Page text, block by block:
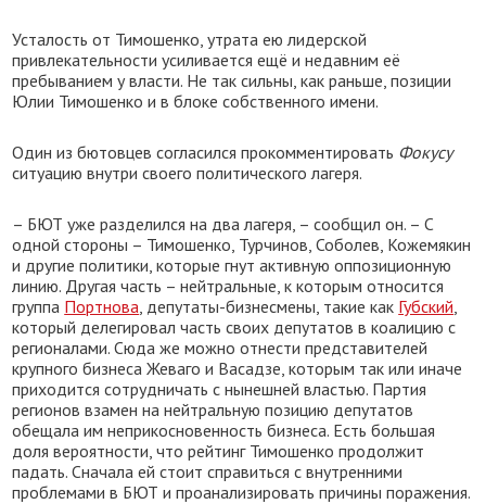
Усталость от Тимошенко, утрата ею лидерской
привлекательности усиливается ещё и недавним её
пребыванием у власти. Не так сильны, как раньше, позиции
Юлии Тимошенко и в блоке собственного имени.
Один из бютовцев согласился прокомментировать Фокусу
ситуацию внутри своего политического лагеря.
– БЮТ уже разделился на два лагеря, – сообщил он. – С
одной стороны – Тимошенко, Турчинов, Соболев, Кожемякин
и другие политики, которые гнут активную оппозиционную
линию. Другая часть – нейтральные, к которым относится
группа Портнова, депутаты-бизнесмены, такие как Губский,
который делегировал часть своих депутатов в коалицию с
регионалами. Сюда же можно отнести представителей
крупного бизнеса Жеваго и Васадзе, которым так или иначе
приходится сотрудничать с нынешней властью. Партия
регионов взамен на нейтральную позицию депутатов
обещала им неприкосновенность бизнеса. Есть большая
доля вероятности, что рейтинг Тимошенко продолжит
падать. Сначала ей стоит справиться с внутренними
проблемами в БЮТ и проанализировать причины поражения.